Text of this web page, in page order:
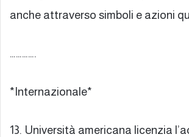
anche attraverso simboli e azioni
………….
*Internazionale*
13. Università americana licenzia